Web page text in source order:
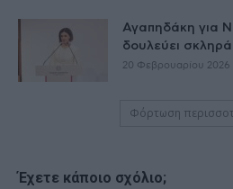
Αγαπηδάκη για
δουλεύει σκληρά
20 Φεβρουαρίου 2026
Φόρτωση
Έχετε κάποιο σχόλιο;